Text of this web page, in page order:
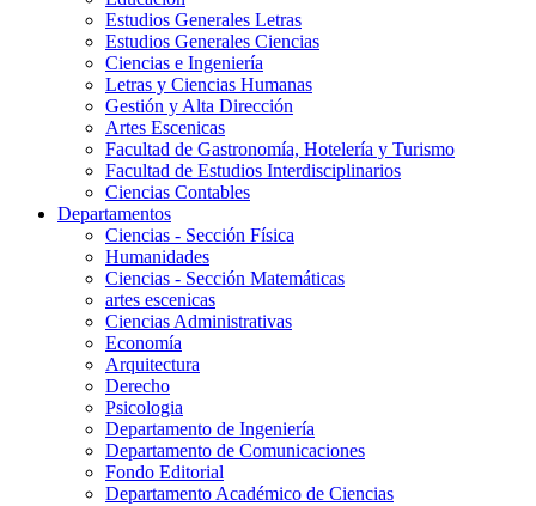
Estudios Generales Letras
Estudios Generales Ciencias
Ciencias e Ingeniería
Letras y Ciencias Humanas
Gestión y Alta Dirección
Artes Escenicas
Facultad de Gastronomía, Hotelería y Turismo
Facultad de Estudios Interdisciplinarios
Ciencias Contables
Departamentos
Ciencias - Sección Física
Humanidades
Ciencias - Sección Matemáticas
artes escenicas
Ciencias Administrativas
Economía
Arquitectura
Derecho
Psicologia
Departamento de Ingeniería
Departamento de Comunicaciones
Fondo Editorial
Departamento Académico de Ciencias